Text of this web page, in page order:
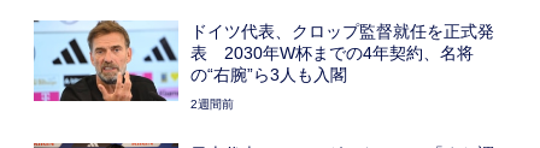
ドイツ代表、クロップ監督就任を正式発
表 2030年W杯までの4年契約、名将
の“右腕”ら3人も入閣
2週間前